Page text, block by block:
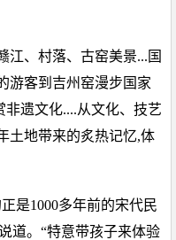
江、村落、古窑美景...国
游客到吉州窑漫步国家
遗文化....从文化、技艺
土地带来的炙热记忆,体
是1000多年前的宋代民
道。“特意带孩子来体验